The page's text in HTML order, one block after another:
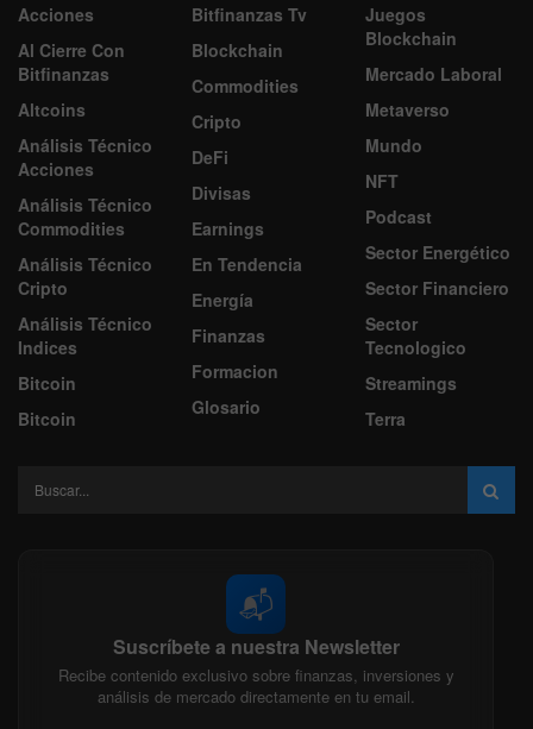
Acciones
Al Cierre Con
Bitfinanzas
Altcoins
Análisis Técnico
Acciones
Análisis Técnico
Commodities
Análisis Técnico
Cripto
Análisis Técnico
Indices
Bitcoin
Bitcoin
Bitfinanzas Tv
Blockchain
Commodities
Cripto
DeFi
Divisas
Earnings
En Tendencia
Energía
Finanzas
Formacion
Glosario
Juegos
Blockchain
Mercado Laboral
Metaverso
Mundo
NFT
Podcast
Sector Energético
Sector Financiero
Sector
Tecnologico
Streamings
Terra
📬
Suscríbete a nuestra Newsletter
Recibe contenido exclusivo sobre finanzas, inversiones y
análisis de mercado directamente en tu email.